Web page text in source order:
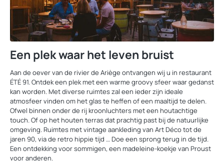
Een plek waar het leven bruist
Aan de oever van de rivier de Ariège ontvangen wij u in restaurant
ÉTÉ 91. Ontdek een plek met een warme groovy sfeer waar gedanst
kan worden. Met diverse ruimtes zal een ieder zijn ideale
atmosfeer vinden om het glas te heffen of een maaltijd te delen.
Ofwel binnen onder de rij kroonluchters met een houtachtige
touch. Of op het houten terras dat prachtig past bij de natuurlijke
omgeving. Ruimtes met vintage aankleding van Art Déco tot de
jaren 90, via de retro hippie tijd … Doe een sprong terug in de tijd.
Een ontdekking voor sommigen, een madeleine-koekje van Proust
voor anderen.